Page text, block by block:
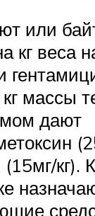
или
кг веса
массы
дают
кг).